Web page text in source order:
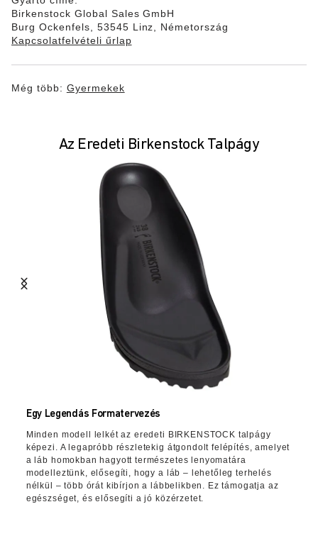
Birkenstock Global Sales GmbH
Burg Ockenfels, 53545 Linz, Németország
Kapcsolatfelvételi űrlap
Még több: Gyermekek
Az Eredeti Birkenstock Talpágy
Egy Legendás Formatervezés
Minden modell lelkét az eredeti BIRKENSTOCK talpágy
képezi. A legapróbb részletekig átgondolt felépítés, amelyet
a láb homokban hagyott természetes lenyomatára
modelleztünk, elősegíti, hogy a láb – lehetőleg terhelés
nélkül – több órát kibírjon a lábbelikben. Ez támogatja az
egészséget, és elősegíti a jó közérzetet.